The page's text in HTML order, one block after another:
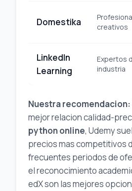
Domestika
creativos
LinkedIn
Learning
Expertos
industria
Nuestra recomendacion:
mejor relacion calidad-
python online, Udemy
precios mas competitivos
frecuentes periodos de
el reconocimiento
edX son las mejores